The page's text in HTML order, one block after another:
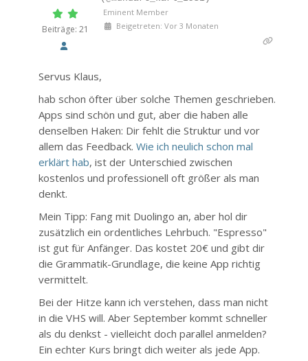
Beiträge: 21
Eminent Member
Beigetreten: Vor 3 Monaten
Servus Klaus,
hab schon öfter über solche Themen geschrieben.
Apps sind schön und gut, aber die haben alle
denselben Haken: Dir fehlt die Struktur und vor
allem das Feedback. Wie ich neulich schon mal
erklärt hab, ist der Unterschied zwischen
kostenlos und professionell oft größer als man
denkt.
Mein Tipp: Fang mit Duolingo an, aber hol dir
zusätzlich ein ordentliches Lehrbuch. "Espresso"
ist gut für Anfänger. Das kostet 20€ und gibt dir
die Grammatik-Grundlage, die keine App richtig
vermittelt.
Bei der Hitze kann ich verstehen, dass man nicht
in die VHS will. Aber September kommt schneller
als du denkst - vielleicht doch parallel anmelden?
Ein echter Kurs bringt dich weiter als jede App.